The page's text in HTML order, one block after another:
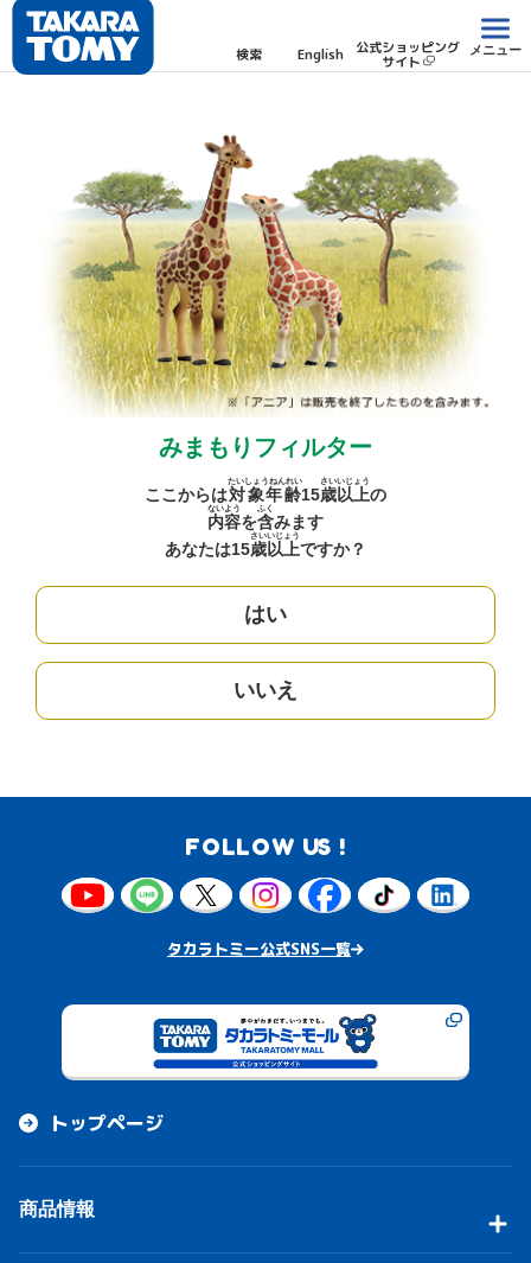
検索 English 公式ショッピング
サイト
メニュー
みまもりフィルター
ここからは対象年齢
たいしょうねんれい
15歳
さい
以上
いじょう
の
内容
ないよう
を含
ふく
みます
あなたは15歳
さい
以上
いじょう
ですか？
はい
いいえ
FOLLOW US !
タカラトミー公式SNS一覧
トップページ
商品情報